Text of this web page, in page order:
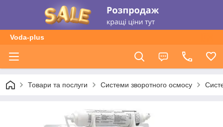
Voda-plus
Товари та послуги Системи зворотного осмосу